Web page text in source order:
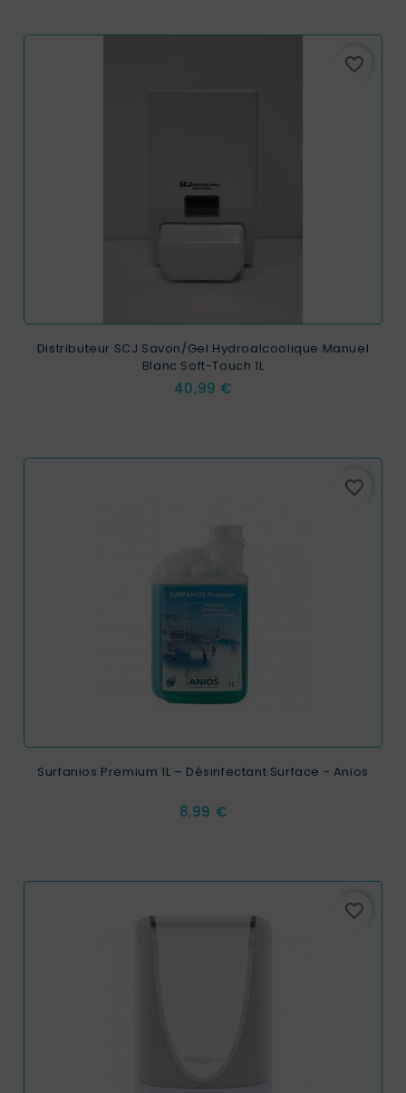
favorite_border
Distributeur SCJ Savon/Gel Hydroalcoolique Manuel
Blanc Soft-Touch 1L
Prix
40,99 €
favorite_border
Surfanios Premium 1L – Désinfectant Surface - Anios
Prix
8,99 €
favorite_border